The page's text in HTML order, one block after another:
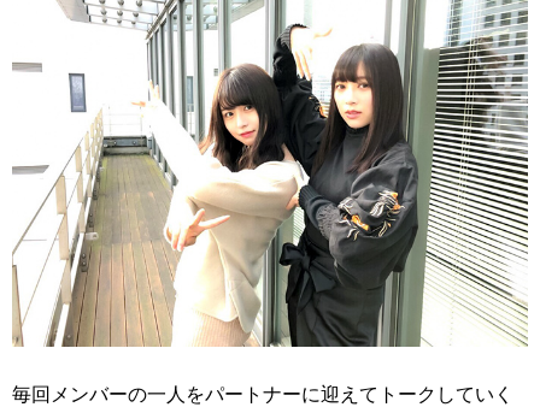
毎回メンバーの一人をパートナーに迎えてトークしていく